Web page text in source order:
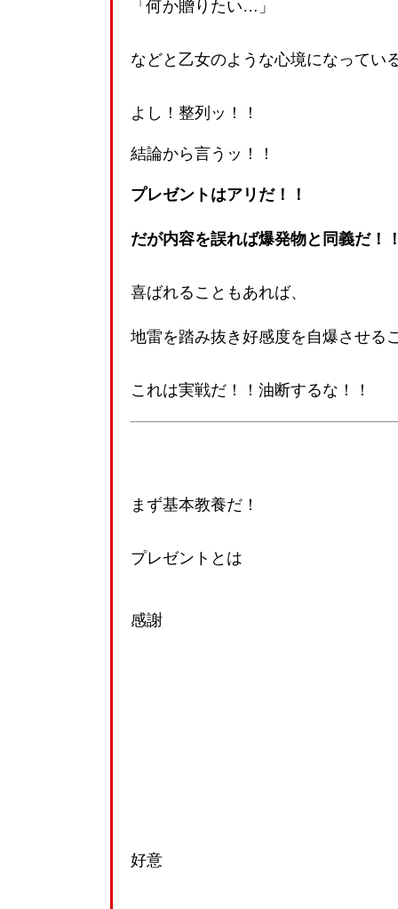
「何か贈りたい…」
などと乙女のような心境になってい
よし！整列ッ！！
結論から言うッ！！
プレゼントはアリだ！！
だが内容を誤れば爆発物と同義だ！
喜ばれることもあれば、
地雷を踏み抜き好感度を自爆させる
これは実戦だ！！油断するな！！
まず基本教養だ！
プレゼントとは
感謝
好意